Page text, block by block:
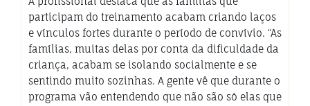
participam do treinamento acabam criando laços
e vínculos fortes durante o período de convívio. “As
famílias, muitas delas por conta da dificuldade da
criança, acabam se isolando socialmente e se
sentindo muito sozinhas. A gente vê que durante o
programa vão entendendo que não são só elas que